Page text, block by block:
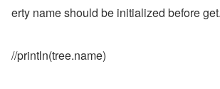
erty name should be initialized before get.
//println(tree.name)